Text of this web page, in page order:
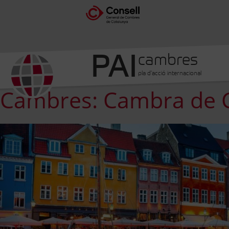
PAIcambres
pla d'acció internacional
Cambres: Cambra de